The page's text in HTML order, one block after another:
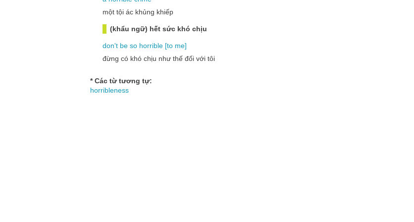
một tội ác khủng khiếp
(khẩu ngữ) hết sức khó chịu
don't be so horrible [to me]
đừng có khó chịu như thế đối với tôi
* Các từ tương tự:
horribleness